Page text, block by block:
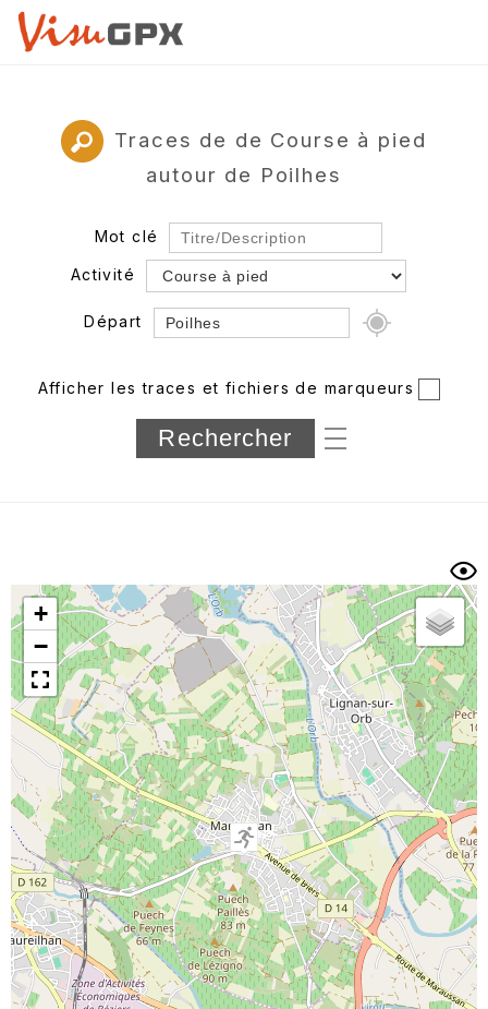
Traces de de Course à pied
autour de Poilhes
Mot clé
Activité
Départ
Département
Longueur min/max
Trier par
Horodatage Photos
Afficher les traces et fichiers de marqueurs
+
−